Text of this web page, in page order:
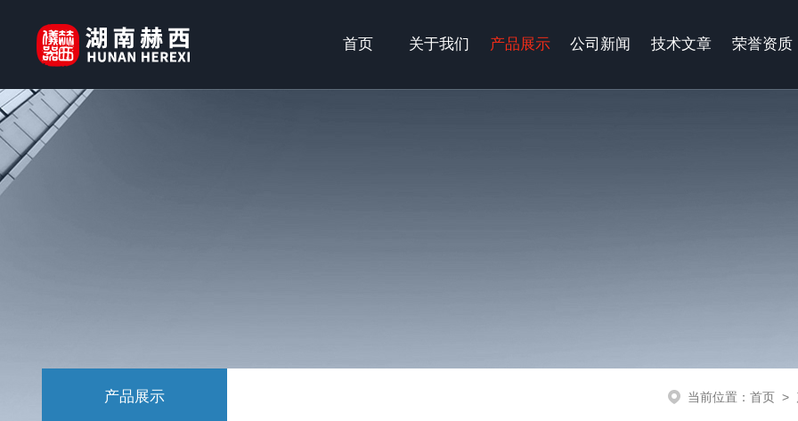
首页 关于我们 产品展示 公司新闻 技术文章 荣誉资质
产品展示 当前位置： 首页 >